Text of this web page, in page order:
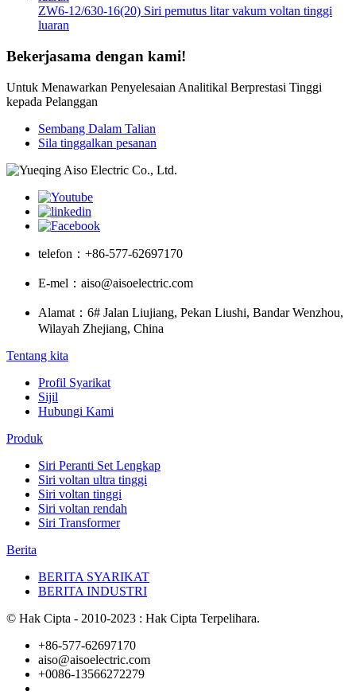
ZW6-12/630-16(20) Siri pemutus litar vakum voltan tinggi
luaran
Bekerjasama dengan kami!
Untuk Menawarkan Penyelesaian Analitikal Berprestasi Tinggi
kepada Pelanggan
Sembang Dalam Talian
Sila tinggalkan pesanan
telefon： +86-577-62697170
E-mel： aiso@aisoelectric.com
Alamat： 6# Jalan Liujiang, Pekan Liushi, Bandar Wenzhou,
Wilayah Zhejiang, China
Tentang kita
Profil Syarikat
Sijil
Hubungi Kami
Produk
Siri Peranti Set Lengkap
Siri voltan ultra tinggi
Siri voltan tinggi
Siri voltan rendah
Siri Transformer
Berita
BERITA SYARIKAT
BERITA INDUSTRI
© Hak Cipta - 2010-2023 : Hak Cipta Terpelihara.
+86-577-62697170
aiso@aisoelectric.com
+0086-13566272279